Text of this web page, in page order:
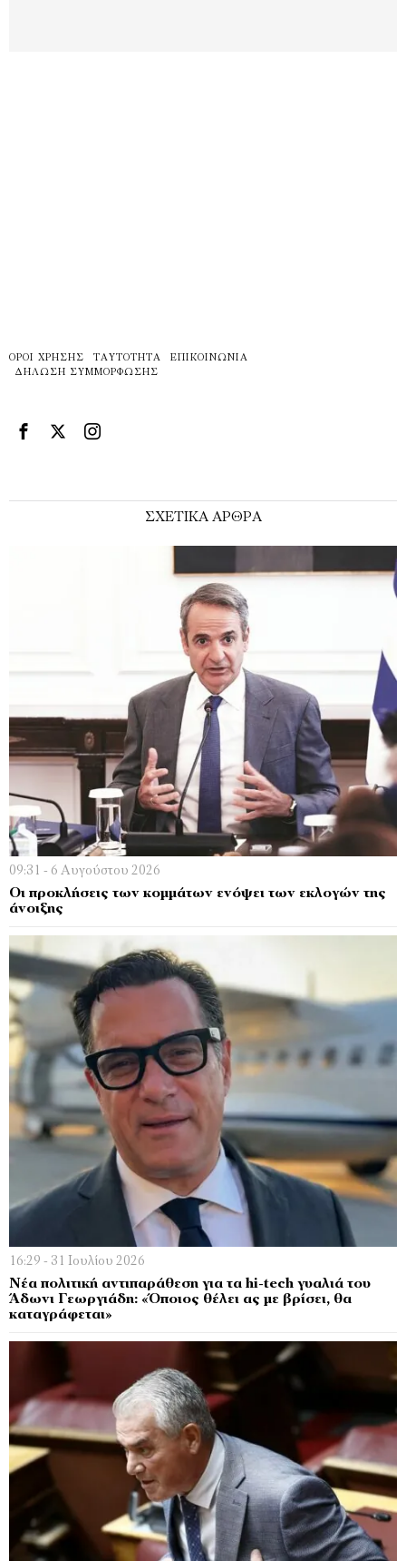
ΌΡΟΙ ΧΡΉΣΗΣ ΤΑΥΤΌΤΗΤΑ
ΕΠΙΚΟΙΝΩΝΊΑ
ΔΉΛΩΣΗ ΣΥΜΜΌΡΦΩΣΗΣ
ΣΧΕΤΙΚΑ ΑΡΘΡΑ
09:31 - 6 Αυγούστου 2026
Οι προκλήσεις των κομμάτων ενόψει των εκλογών της
άνοιξης
16:29 - 31 Ιουλίου 2026
Νέα πολιτική αντιπαράθεση για τα hi-tech γυαλιά του
Άδωνι Γεωργιάδη: «Όποιος θέλει ας με βρίσει, θα
καταγράφεται»